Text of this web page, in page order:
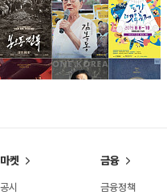
마켓
공시
금융
금융정책